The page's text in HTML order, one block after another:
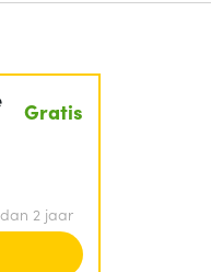
Gratis
2 jaar